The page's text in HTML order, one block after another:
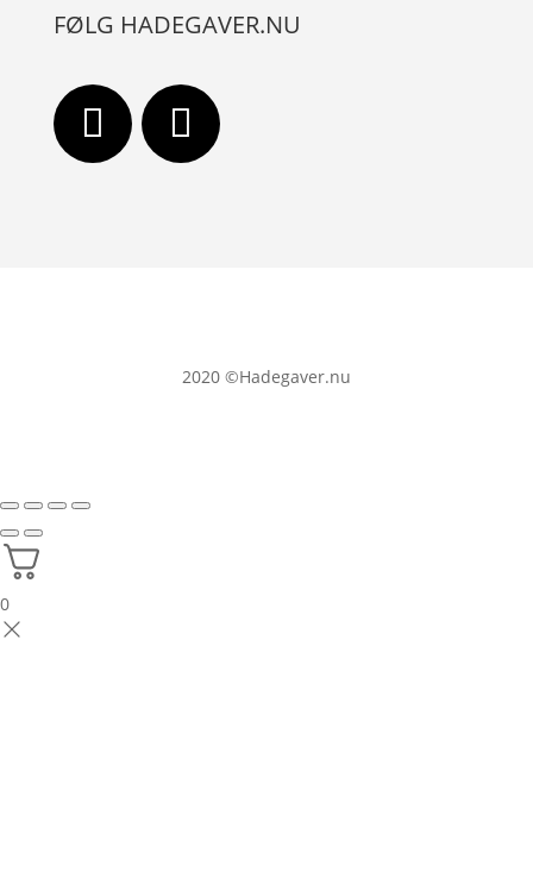
FØLG HADEGAVER.NU
2020 ©Hadegaver.nu
0